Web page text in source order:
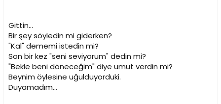
Gittin...
Bir şey söyledin mi giderken?
"Kal" dememi istedin mi?
Son bir kez "seni seviyorum" dedin mi?
"Bekle beni döneceğim" diye umut verdin mi?
Beynim öylesine uğulduyorduki.
Duyamadım...